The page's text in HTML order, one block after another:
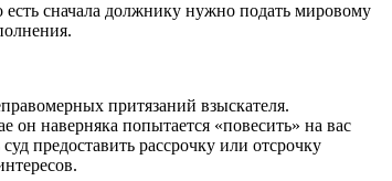
есть сначала должнику нужно подать мировому
притязаний взыскателя.
он наверняка попытается «повесить» на вас
предоставить рассрочку или отсрочку